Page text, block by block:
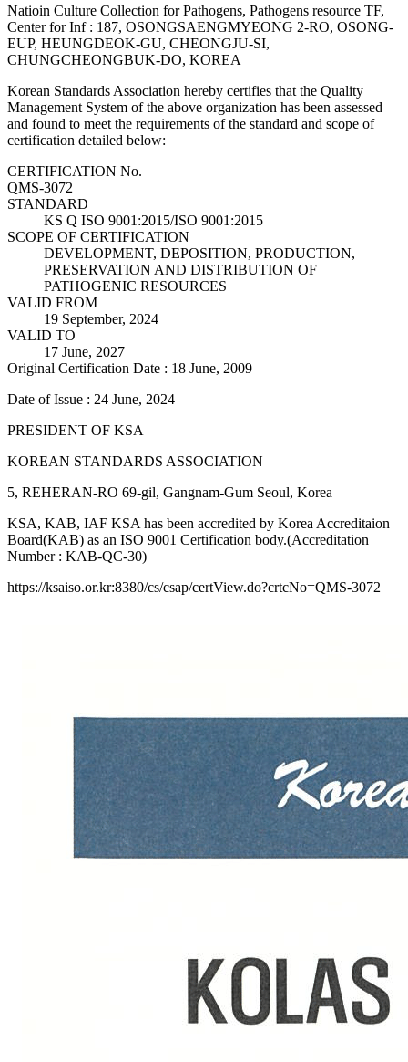
Natioin Culture Collection for Pathogens, Pathogens resource TF,
Center for Inf : 187, OSONGSAENGMYEONG 2-RO, OSONG-
EUP, HEUNGDEOK-GU, CHEONGJU-SI,
CHUNGCHEONGBUK-DO, KOREA
Korean Standards Association hereby certifies that the Quality
Management System of the above organization has been assessed
and found to meet the requirements of the standard and scope of
certification detailed below:
CERTIFICATION No.
QMS-3072
STANDARD
KS Q ISO 9001:2015/ISO 9001:2015
SCOPE OF CERTIFICATION
DEVELOPMENT, DEPOSITION, PRODUCTION,
PRESERVATION AND DISTRIBUTION OF
PATHOGENIC RESOURCES
VALID FROM
19 September, 2024
VALID TO
17 June, 2027
Original Certification Date : 18 June, 2009
Date of Issue : 24 June, 2024
PRESIDENT OF KSA
KOREAN STANDARDS ASSOCIATION
5, REHERAN-RO 69-gil, Gangnam-Gum Seoul, Korea
KSA, KAB, IAF KSA has been accredited by Korea Accreditaion
Board(KAB) as an ISO 9001 Certification body.(Accreditation
Number : KAB-QC-30)
https://ksaiso.or.kr:8380/cs/csap/certView.do?crtcNo=QMS-3072